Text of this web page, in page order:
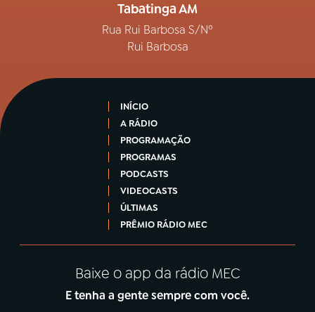
Tabatinga AM
Rua Rui Barbosa S/Nº
Rui Barbosa
INÍCIO
A RÁDIO
PROGRAMAÇÃO
PROGRAMAS
PODCASTS
VIDEOCASTS
ÚLTIMAS
PRÊMIO RÁDIO MEC
Baixe o app da rádio MEC
E tenha a gente sempre com você.